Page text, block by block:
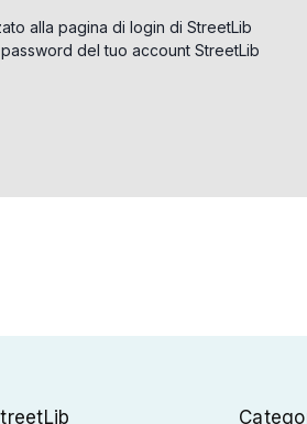
alla pagina di login di StreetLib
del tuo account StreetLib